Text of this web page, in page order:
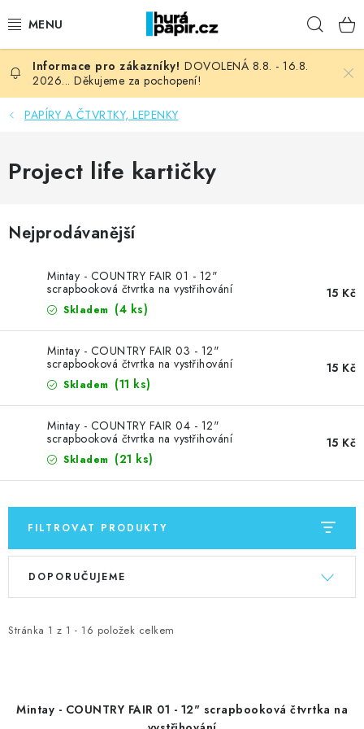
na
NOVINKY
HURÁ DÍLNA
KURZY NATY LYSAK
OBLÍBENÉ ♥️
MOJE OBJEDNÁVKA
ZNAČKY
Doprava Kontakty Moje objednávka
Hodnocení obchodu
Obchodní podmínky
Podmínky ochrany osobních údajů
Ověřování recenzí
Jak nakupovat
DOVOLENÁ 8.8. - 16.8.
2026... Děkujeme za pochopení!
PAPÍRY A ČTVRTKY, LEPENKY
Project life kartičky
Nejprodávanější
Mintay - COUNTRY FAIR 01 - 12"
scrapbooková čtvrtka na vystřihování
Skladem (4 ks)
15 Kč
Mintay - COUNTRY FAIR 03 - 12"
scrapbooková čtvrtka na vystřihování
Skladem (11 ks)
15 Kč
Mintay - COUNTRY FAIR 04 - 12"
scrapbooková čtvrtka na vystřihování
Skladem (21 ks)
15 Kč
FILTROVAT PRODUKTY
V
i
Stránka 1 z 1 - 16 položek celkem
Ř
e
p
DOPORUČUJEME
Mintay - COUNTRY FAIR 01 - 12" scrapbooková čtvrtka na